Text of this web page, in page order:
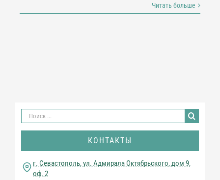
Читать больше
Результат
поиска:
КОНТАКТЫ
г. Севастополь, ул. Адмирала Октябрьского, дом 9,
оф. 2